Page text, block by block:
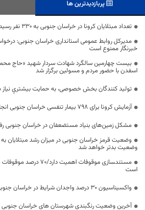
پربازدیدترین ها
تعداد مبتلایان کرونا در خراسان جنوبی به ۳۳۰ نفر رسید
مدیرکل روابط عمومی استانداری خراسان جنوبی:
خبرنگار ممنوع است
بیست چهارمین سالگرد شهادت سردار شهید «حاج
اسفدن با حضور مردم و مسولین برگزار شد
تولید کنندگان بخش خصوصی، به حمایت بيشتري نياز
آزمایش کرونا برای ۷۹۸ بیمار تنفسی خراسان جنوبی انجام شد
مشکل زمین‌های بنیاد مستضعفان در خراسان جنوبی
وضعیت قرمز خراسان جنوبی در میزان رشد مبتلایان به
وضعیت بدتر خواهد شد
مستند‍سازی موقوفات اهمیت
است
واکسیناسیون ۳۰ درصد واجدان شرایط در خراسان جنوبی
آخرین وضعیت رنگبندی شهرستان های خراسان جنوبی